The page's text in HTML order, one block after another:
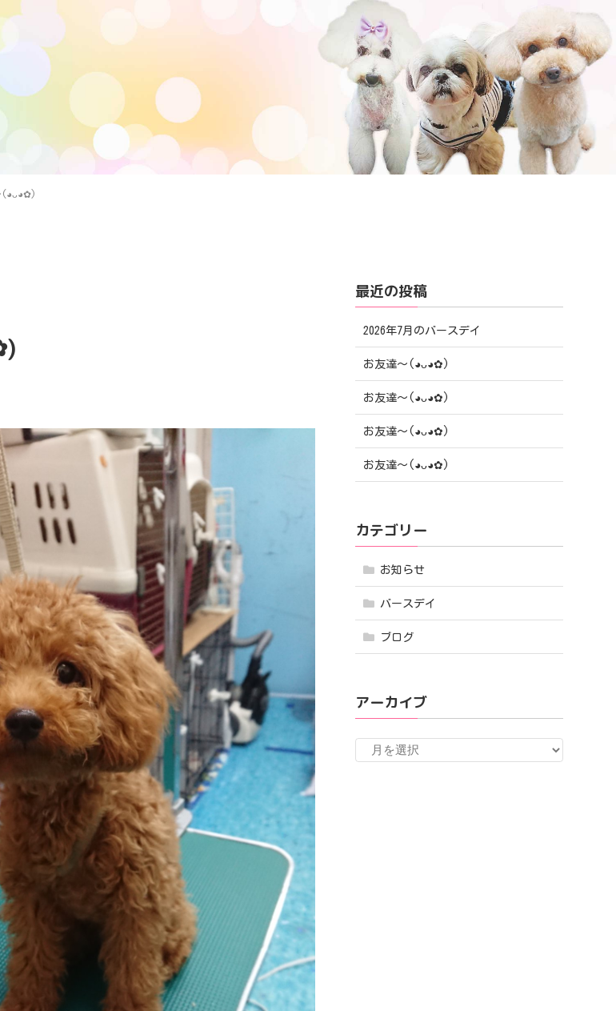
(⁠◕⁠ᴗ⁠◕⁠✿⁠)
最近の投稿
2026年7月のバースデイ
お友達〜(⁠◕⁠ᴗ⁠◕⁠✿⁠)
お友達〜(⁠◕⁠ᴗ⁠◕⁠✿⁠)
お友達〜(⁠◕⁠ᴗ⁠◕⁠✿⁠)
お友達〜(⁠◕⁠ᴗ⁠◕⁠✿⁠)
カテゴリー
お知らせ
バースデイ
ブログ
アーカイブ